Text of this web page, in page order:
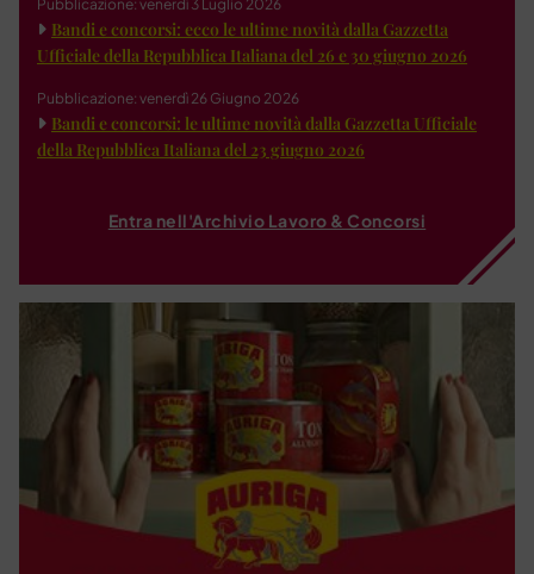
Pubblicazione: venerdì 3 Luglio 2026
Bandi e concorsi: ecco le ultime novità dalla Gazzetta
Ufficiale della Repubblica Italiana del 26 e 30 giugno 2026
Pubblicazione: venerdì 26 Giugno 2026
Bandi e concorsi: le ultime novità dalla Gazzetta Ufficiale
della Repubblica Italiana del 23 giugno 2026
Entra nell'Archivio Lavoro & Concorsi